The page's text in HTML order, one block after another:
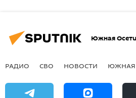
Южная
РАДИО СВО НОВОСТИ ЮЖНАЯ